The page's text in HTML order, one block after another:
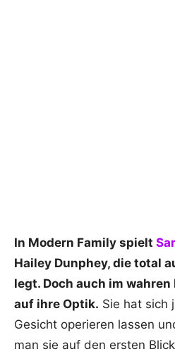
In Modern Family spielt
Hailey Dunphey, die total
legt. Doch auch im
auf ihre Optik. Sie hat sich
Gesicht operieren lassen
man sie auf den ersten